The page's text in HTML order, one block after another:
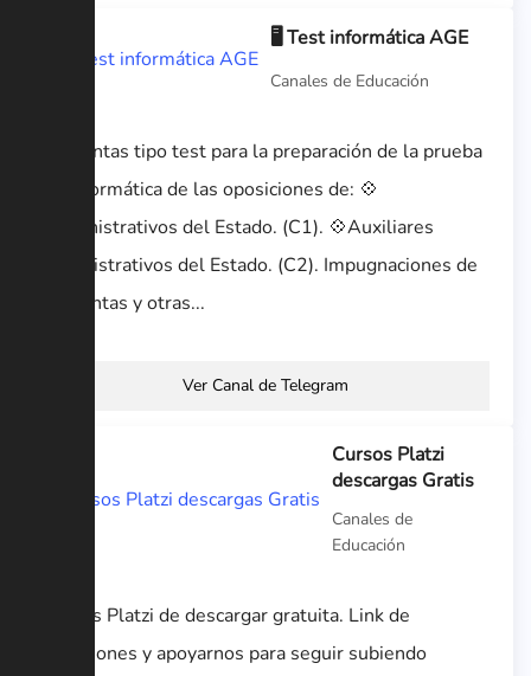
🖥 Test informática AGE
Canales de Educación
Preguntas tipo test para la preparación de la prueba
de informática de las oposiciones de: 💠
Administrativos del Estado. (C1). 💠Auxiliares
administrativos del Estado. (C2). Impugnaciones de
preguntas y otras...
Ver Canal de Telegram
Cursos Platzi
descargas Gratis
Canales de
Educación
Cursos Platzi de descargar gratuita. Link de
donaciones y apoyarnos para seguir subiendo